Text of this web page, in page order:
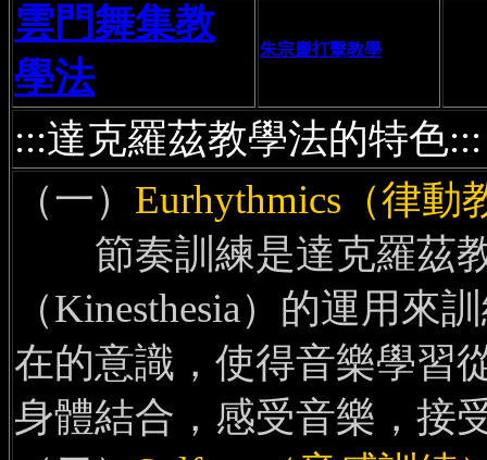
雲門舞集教
學法
朱宗慶打擊教學
:::達克羅茲教學法的特色:::
（一） Eurhythmics（律動
節奏訓練是達克羅茲教
（Kinesthesia）的運用來
在的意識，使得音樂學習
身體結合，感受音樂，接